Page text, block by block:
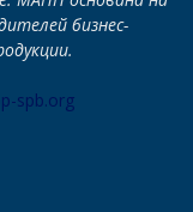
бизнес-
spb.org